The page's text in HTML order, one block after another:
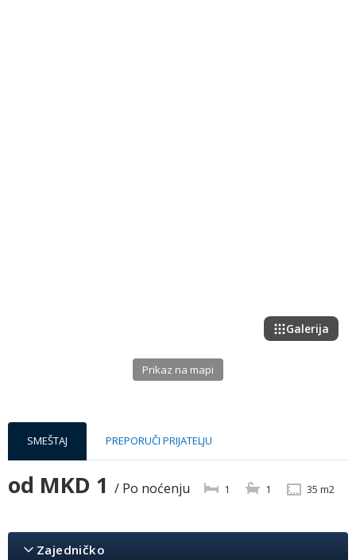
Galerija
Prikaz na mapi
SMEŠTAJ PREPORUČI PRIJATELJU
od MKD 1 / Po noćenju 1 1 35 m2
Zajedničko